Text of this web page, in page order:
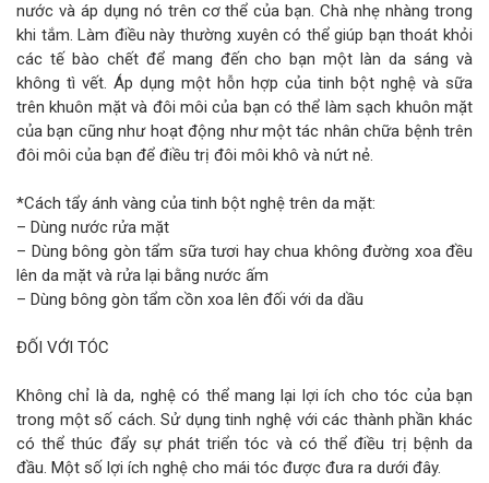
nước và áp dụng nó trên cơ thể của bạn. Chà nhẹ nhàng trong
khi tắm. Làm điều này thường xuyên có thể giúp bạn thoát khỏi
các tế bào chết để mang đến cho bạn một làn da sáng và
không tì vết. Áp dụng một hỗn hợp của tinh bột nghệ và sữa
trên khuôn mặt và đôi môi của bạn có thể làm sạch khuôn mặt
của bạn cũng như hoạt động như một tác nhân chữa bệnh trên
đôi môi của bạn để điều trị đôi môi khô và nứt nẻ.
*Cách tẩy ánh vàng của tinh bột nghệ trên da mặt:
– Dùng nước rửa mặt
– Dùng bông gòn tẩm sữa tươi hay chua không đường xoa đều
lên da mặt và rửa lại bằng nước ấm
– Dùng bông gòn tẩm cồn xoa lên đối với da dầu
ĐỐI VỚI TÓC
Không chỉ là da, nghệ có thể mang lại lợi ích cho tóc của bạn
trong một số cách. Sử dụng tinh nghệ với các thành phần khác
có thể thúc đẩy sự phát triển tóc và có thể điều trị bệnh da
đầu. Một số lợi ích nghệ cho mái tóc được đưa ra dưới đây.